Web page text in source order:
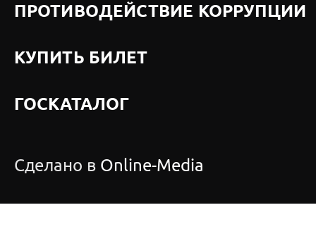
ПРОТИВОДЕЙСТВИЕ КОРРУПЦИИ
КУПИТЬ БИЛЕТ
ГОСКАТАЛОГ
Сделано в Online-Media